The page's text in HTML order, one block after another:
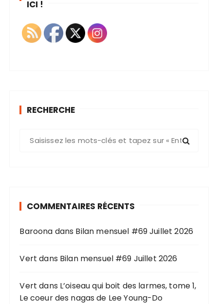
ICI !
RECHERCHE
e
o
r
COMMENTAIRES RÉCENTS
Baroona dans Bilan mensuel #69 Juillet 2026
Vert dans Bilan mensuel #69 Juillet 2026
Vert dans L’oiseau qui boit des larmes, tome 1,
Le coeur des nagas de Lee Young-Do